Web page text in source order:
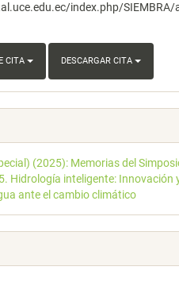
index.php/
CITA DESCARGAR CITA
(2025): Memorias del
Hidrología inteligente: Innovación
ante el cambio climático